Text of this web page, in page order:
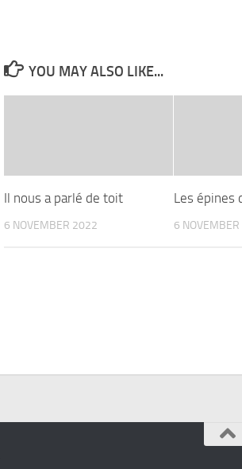
YOU MAY ALSO LIKE...
Il nous a parlé de toit
6 NOVEMBER 2022
Les épines
6